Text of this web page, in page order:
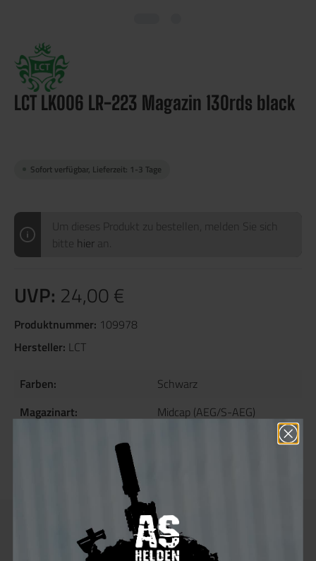
LCT LK006 LR-223 Magazin 130rds black
Sofort verfügbar, Lieferzeit: 1-3 Tage
Um dieses Produkt zu bestellen, melden Sie sich
bitte hier an.
UVP: 24,00 €
Produktnummer: 109978
Hersteller: LCT
Farben:
Schwarz
Magazinart:
Midcap (AEG/S-AEG)
Beschreibung